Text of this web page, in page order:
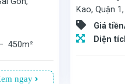
450m²
ngay
Kao, Quận
Giá
Diện